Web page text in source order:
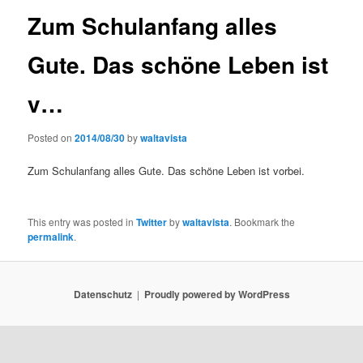
Zum Schulanfang alles
Gute. Das schöne Leben ist
v…
Posted on2014/08/30bywaltavista
Zum Schulanfang alles Gute. Das schöne Leben ist vorbei.
This entry was posted inTwitterbywaltavista. Bookmark the
permalink.
Datenschutz Proudly powered by WordPress